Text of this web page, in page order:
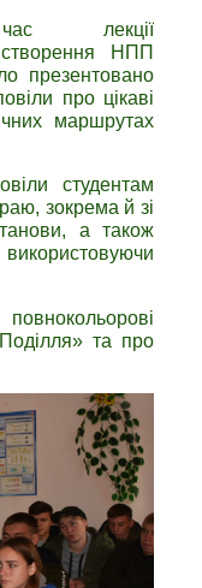
лекції
створення НПП
презентовано
про цікаві
маршрутах
студентам
зокрема й зі
а також
та про